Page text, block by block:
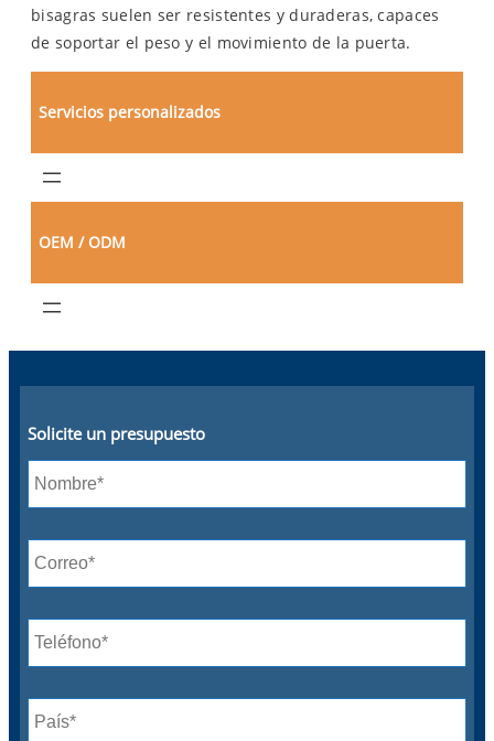
bisagras suelen ser resistentes y duraderas, capaces
de soportar el peso y el movimiento de la puerta.
Servicios personalizados
OEM / ODM
Solicite un presupuesto